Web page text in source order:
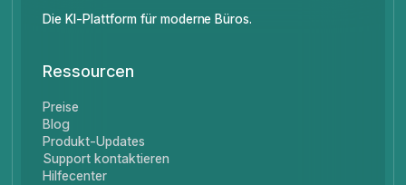
Die KI-Plattform für moderne Büros.
Ressourcen
Preise
Blog
Produkt-Updates
Support kontaktieren
Hilfecenter